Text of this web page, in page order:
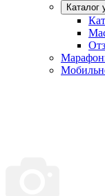
Каталог